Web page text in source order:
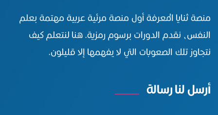
منصة ثنايا المعرفة أول منصة مرئية عربية مهتمة بعلم
النفس، نقدم الدورات برسوم رمزية. هنا لنتعلم كيف
نتجاوز تلك الصعوبات التي لا يفهمها إلا قليلون.
أرسل لنا رسالة